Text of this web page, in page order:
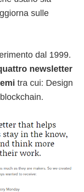
sulle
dal 1999.
newsletter
tra cui: Design